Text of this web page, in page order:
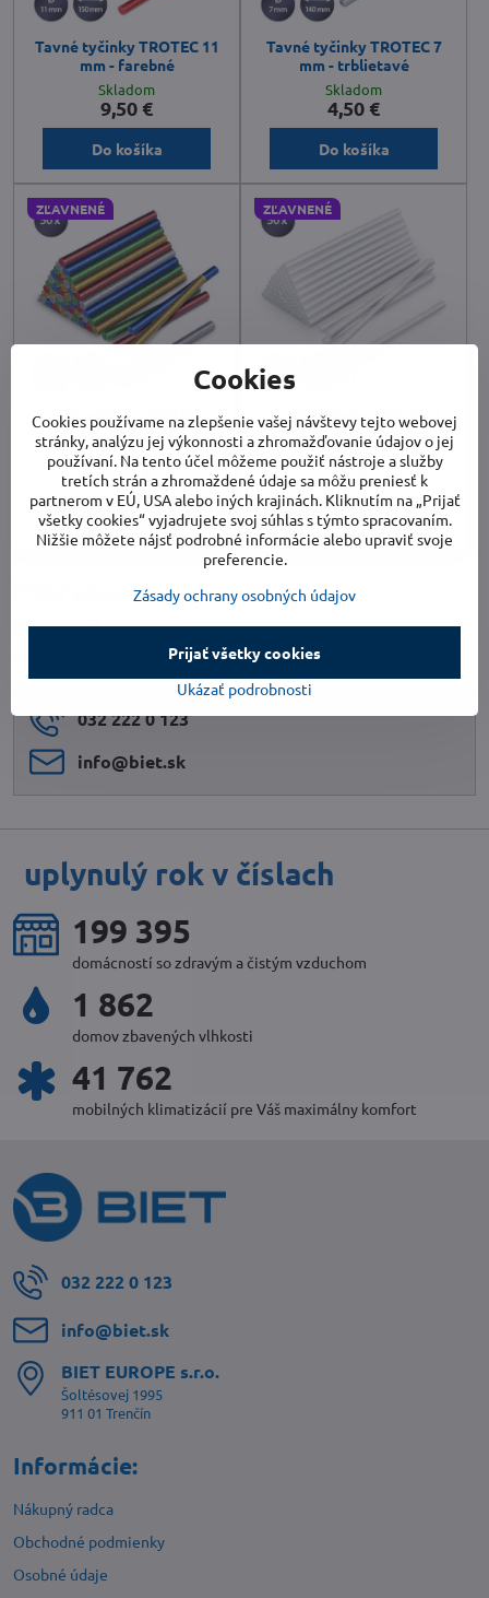
Tavné tyčinky TROTEC 11
mm - farebné
Skladom
9,50 €
Do košíka
Tavné tyčinky TROTEC 7
mm - trblietavé
Skladom
4,50 €
Do košíka
ZĽAVNENÉ
Tavné tyčinky TROTEC 11
mm - trblietavé
Skladom
9,50 €
Do košíka
ZĽAVNENÉ
Tavné tyčinky TROTEC 7
mm - priehľadné
Skladom
3 €
Do košíka
Potrebujete poradiť s
objednávkou?
032 222 0 123
info​@biet​.sk
uplynulý rok v číslach
220 073
domácností so zdravým a čistým vzduchom
2 058
domov zbavených vlhkosti
45 844
mobilných klimatizácií pre Váš maximálny komfort
032 222 0 123
info​@biet​.sk
BIET EUROPE s​.r​.o​.
Šoltésovej 1995
911 01 Trenčín
Informácie:
Nákupný radca
Obchodné podmienky
Osobné údaje
Cookies
Cookies používame na zlepšenie vašej návštevy tejto webovej
stránky, analýzu jej výkonnosti a zhromažďovanie údajov o jej
používaní. Na tento účel môžeme použiť nástroje a služby
tretích strán a zhromaždené údaje sa môžu preniesť k
partnerom v EÚ, USA alebo iných krajinách. Kliknutím na „Prijať
všetky cookies“ vyjadrujete svoj súhlas s týmto spracovaním.
Nižšie môžete nájsť podrobné informácie alebo upraviť svoje
preferencie.
Zásady ochrany osobných údajov
Ukázať podrobnosti
Prijať všetky cookies